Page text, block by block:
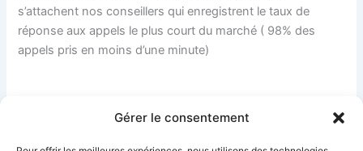
Gérer le consentement
s’attachent nos conseillers qui enregistrent le taux de
réponse aux appels le plus court du marché ( 98% des
appels pris en moins d’une minute)